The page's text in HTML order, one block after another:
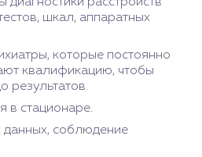
расстройств
шкал, аппаратных
которые постоянно
квалификацию, чтобы
результатов.
в стационаре.
данных, соблюдение